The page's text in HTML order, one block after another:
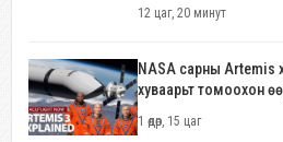
12 цаг, 20 минут
NASA сарны Artemis
хуваарьт томоохон
1 өдөр, 15 цаг